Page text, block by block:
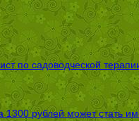
садоводческой терапии
рублей может стать